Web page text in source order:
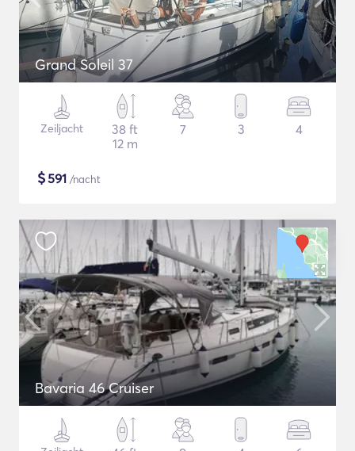
Grand Soleil 37
Zeiljacht
38 ft
12 m
7 3 4
$591 /nacht
Bavaria 46 Cruiser